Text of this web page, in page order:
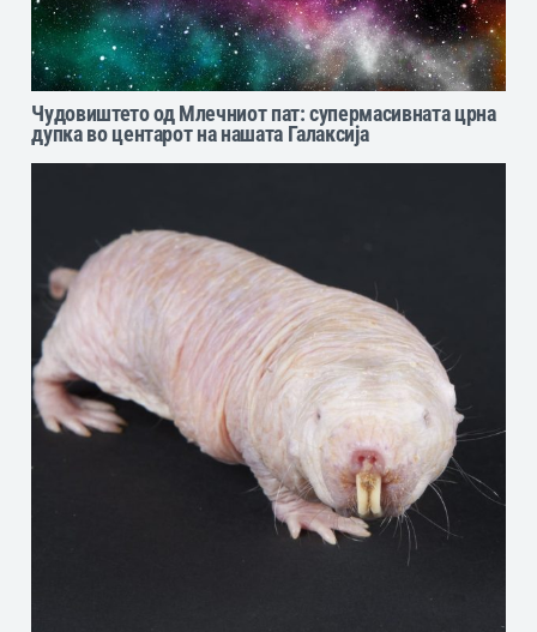
Чудовиштето од Млечниот пат: супермасивната црна
дупка во центарот на нашата Галаксија